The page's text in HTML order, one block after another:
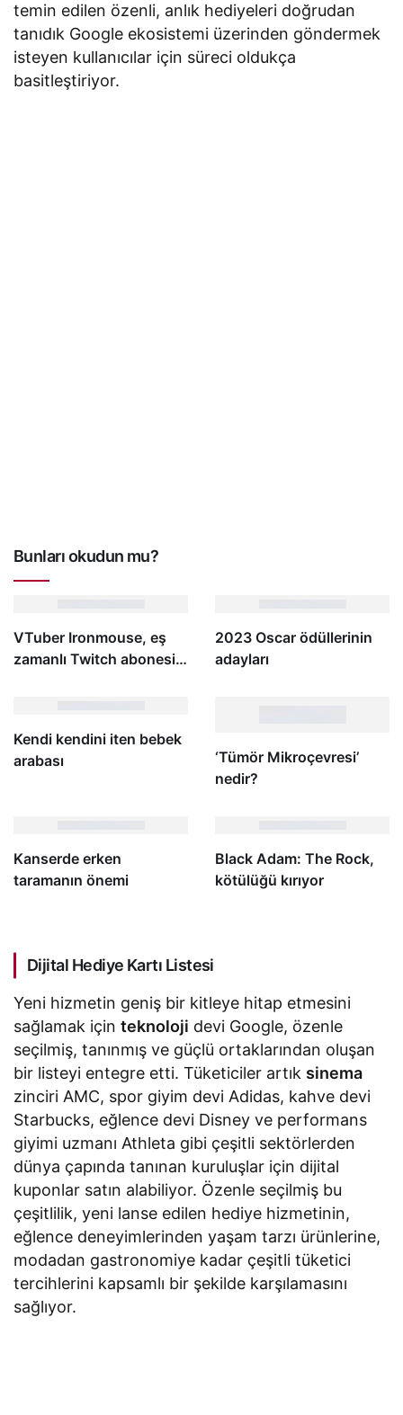
temin edilen özenli, anlık hediyeleri doğrudan
tanıdık Google ekosistemi üzerinden göndermek
isteyen kullanıcılar için süreci oldukça
basitleştiriyor.
Bunları okudun mu?
VTuber Ironmouse, eş
zamanlı Twitch abonesi
2023 Oscar ödüllerinin
adayları
Kendi kendini iten bebek
arabası
‘Tümör Mikroçevresi’
nedir?
Kanserde erken
taramanın önemi
Black Adam: The Rock,
kötülüğü kırıyor
Dijital Hediye Kartı Listesi
Yeni hizmetin geniş bir kitleye hitap etmesini
sağlamak içinteknoloji devi Google, özenle
seçilmiş, tanınmış ve güçlü ortaklarından oluşan
bir listeyi entegre etti. Tüketiciler artık sinema
zinciri AMC, spor giyim devi Adidas, kahve devi
Starbucks, eğlence devi Disney ve performans
giyimi uzmanı Athleta gibi çeşitli sektörlerden
dünya çapında tanınan kuruluşlar için dijital
kuponlar satın alabiliyor. Özenle seçilmiş bu
çeşitlilik, yeni lanse edilen hediye hizmetinin,
eğlence deneyimlerinden yaşam tarzı ürünlerine,
modadan gastronomiye kadar çeşitli tüketici
tercihlerini kapsamlı bir şekilde karşılamasını
sağlıyor.